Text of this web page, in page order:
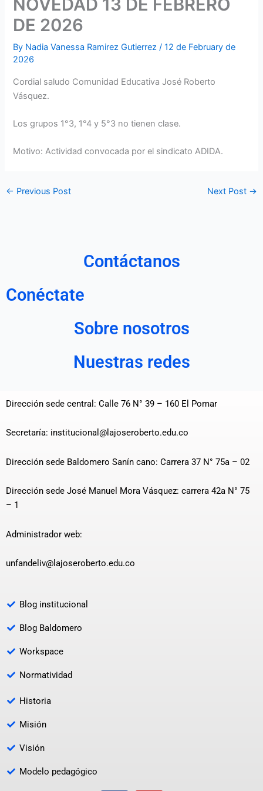
NOVEDAD 13 DE FEBRERO
DE 2026
By Nadia Vanessa Ramirez Gutierrez/12 de February de
2026
Cordial saludo Comunidad Educativa José Roberto
Vásquez.
Los grupos 1°3, 1°4 y 5°3 no tienen clase.
Motivo: Actividad convocada por el sindicato ADIDA.
← Previous Post Next Post →
Contáctanos
Conéctate
Sobre nosotros
Nuestras redes
Dirección sede central: Calle 76 N° 39 – 160 El Pomar
Secretaría: institucional@lajoseroberto.edu.co
Dirección sede Baldomero Sanín cano: Carrera 37 N° 75a – 02
Dirección sede José Manuel Mora Vásquez: carrera 42a N° 75
– 1
Administrador web:
unfandeliv@lajoseroberto.edu.co
Blog institucional
Blog Baldomero
Workspace
Normatividad
Historia
Misión
Visión
Modelo pedagógico